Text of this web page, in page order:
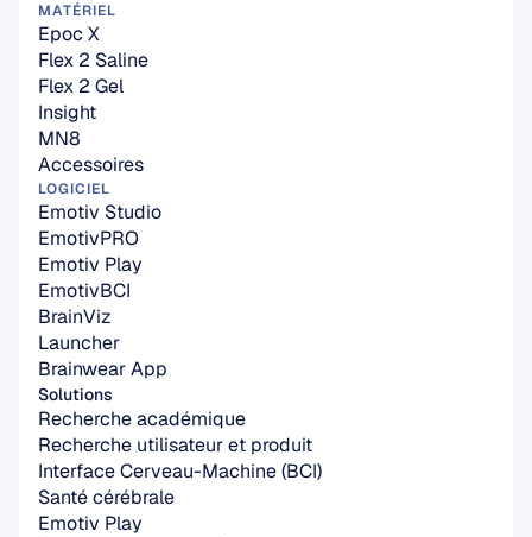
Solutions
Recherche académique
Recherche utilisateur et produit
Interface Cerveau-Machine (BCI)
Santé cérébrale
Emotiv Play
MATÉRIEL
Epoc X
Flex 2 Saline
Flex 2 Gel
Insight
MN8
Accessoires
LOGICIEL
Emotiv Studio
EmotivPRO
Emotiv Play
EmotivBCI
BrainViz
Launcher
Brainwear App